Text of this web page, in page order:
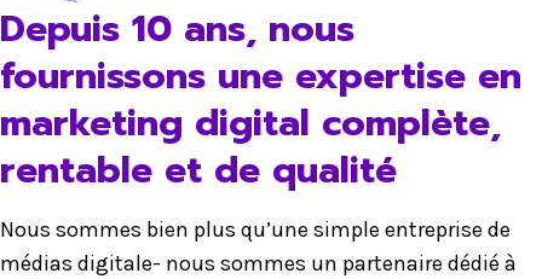
Depuis 10 ans, nous
fournissons une expertise en
marketing digital complète,
rentable et de qualité
Nous sommes bien plus qu’une simple entreprise de
médias digitale- nous sommes un partenaire dédié à